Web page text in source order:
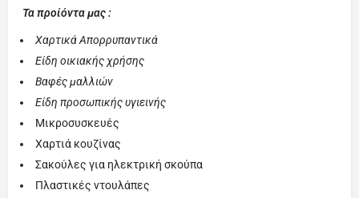
Τα προίόντα μας :
Χαρτικά Απορρυπαντικά
Είδη οικιακής χρήσης
Βαφές μαλλιών
Είδη προσωπικής υγιεινής
Μικροσυσκευές
Χαρτιά κουζίνας
Σακούλες για ηλεκτρική σκούπα
Πλαστικές ντουλάπες